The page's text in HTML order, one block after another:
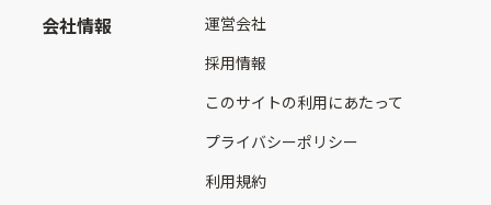
会社情報
運営会社
採用情報
このサイトの利用にあたって
プライバシーポリシー
利用規約